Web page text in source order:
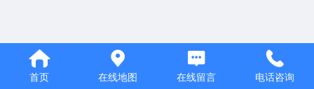
首页 在线地图 在线留言 电话咨询